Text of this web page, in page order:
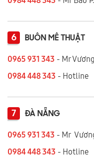
6 BUÔN MÊ THUẬT
0965 931 343 - Mr Vương
0984 448 343 - Hotline
7 ĐÀ NẴNG
0965 931 343 - Mr
0984 448 343 - Hotline